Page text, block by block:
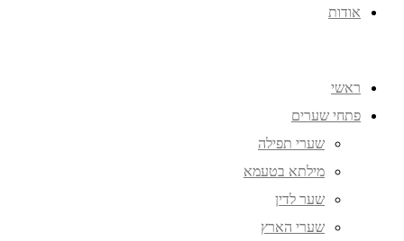
אודות
ראשי
פתחי שערים
שערי תפילה
מילתא בטעמא
שער לדין
שערי הארץ